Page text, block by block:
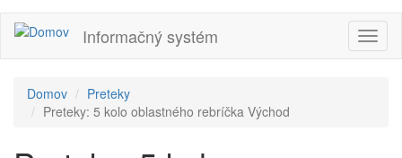
Informačný systém
Domov
Preteky
Preteky: 5 kolo oblastného rebríčka Východ